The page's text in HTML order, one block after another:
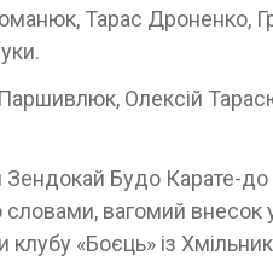
Тарас Дроненко,
Олексій
Будо Карате-до
вагомий внесок
«Боєць» із